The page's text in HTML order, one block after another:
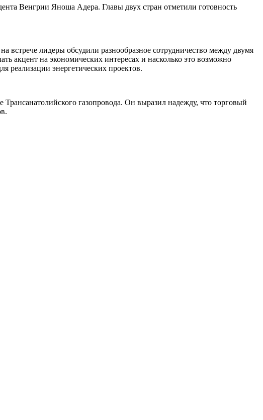
Венгрии Яноша Адера. Главы двух стран отметили готовность
встрече лидеры обсудили разнообразное сотрудничество между двумя
акцент на экономических интересах и насколько это возможно
реализации энергетических проектов.
Трансанатолийского газопровода. Он выразил надежду, что торговый